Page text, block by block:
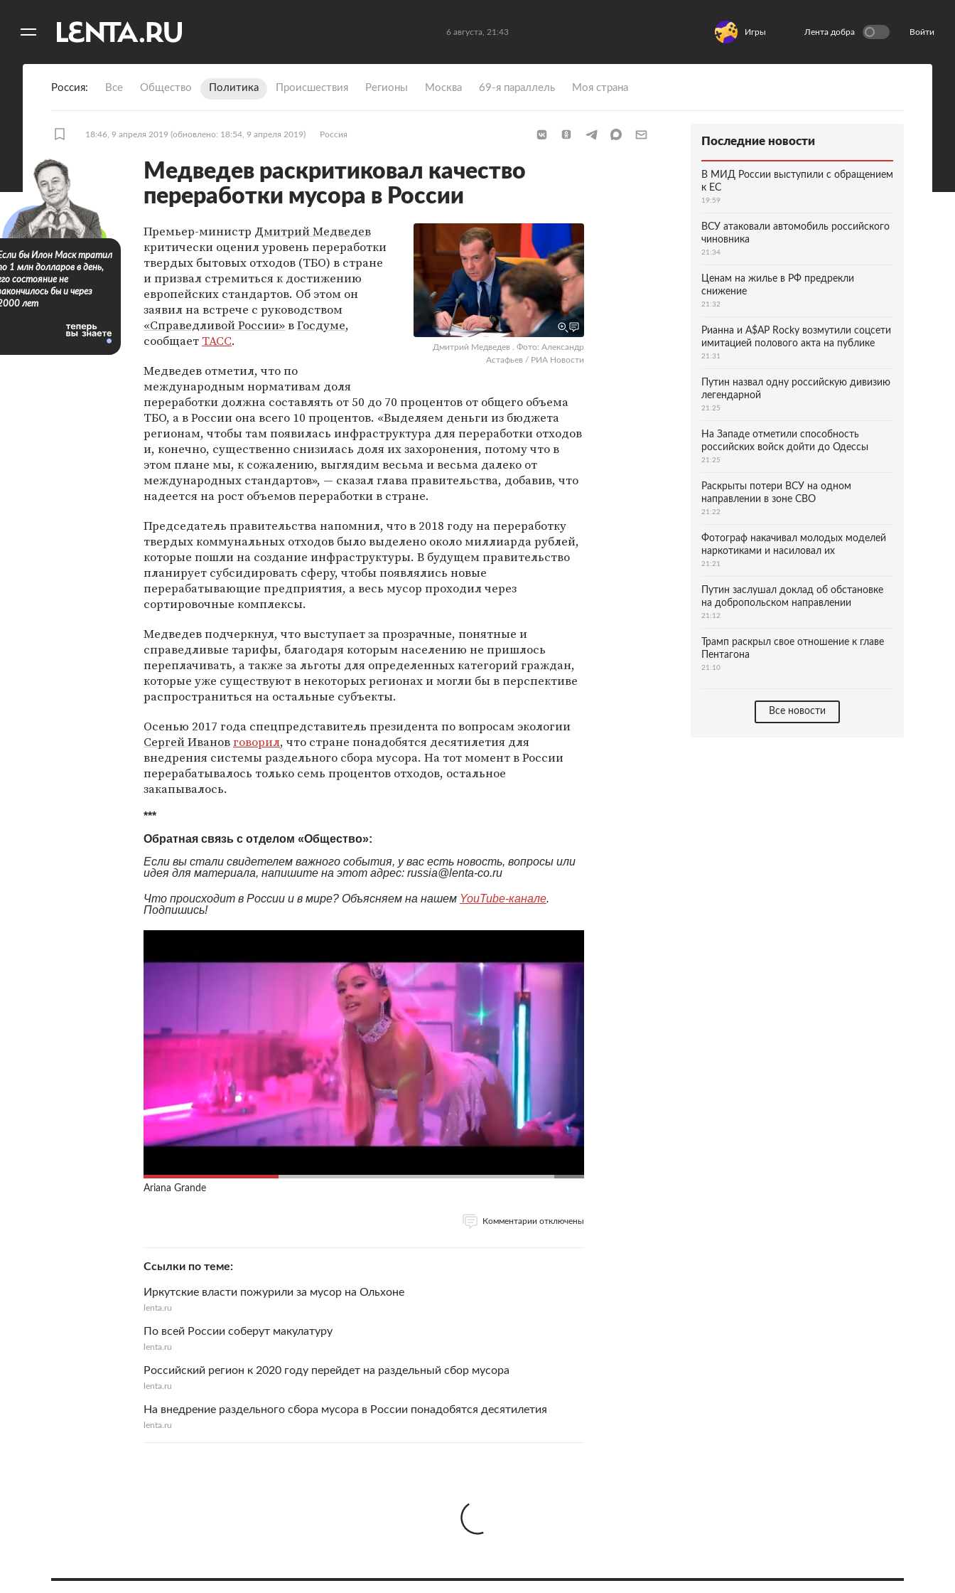
6 августа, 21:43 Игры Лента добра Войти
Россия Все Общество Политика Происшествия Регионы Москва 69-я параллель Моя страна
18:46, 9 апреля 2019 (обновлено: 18:54, 9 апреля 2019) Россия
Медведев раскритиковал качество
переработки мусора в России
Дмитрий Медведев . Фото: Александр
Астафьев / РИА Новости
Премьер-министр Дмитрий Медведев
критически оценил уровень переработки
твердых бытовых отходов (ТБО) в стране
и призвал стремиться к достижению
европейских стандартов. Об этом он
заявил на встрече с руководством
«Справедливой России»вГосдуме,
сообщает ТАСС.
Медведев отметил, что по
международным нормативам доля
переработки должна составлять от 50 до 70 процентов от общего объема
ТБО, а в России она всего 10 процентов. «Выделяем деньги из бюджета
регионам, чтобы там появилась инфраструктура для переработки отходов
и, конечно, существенно снизилась доля их захоронения, потому что в
этом плане мы, к сожалению, выглядим весьма и весьма далеко от
международных стандартов», — сказал глава правительства, добавив, что
надеется на рост объемов переработки в стране.
Председатель правительства напомнил, что в 2018 году на переработку
твердых коммунальных отходов было выделено около миллиарда рублей,
которые пошли на создание инфраструктуры. В будущем правительство
планирует субсидировать сферу, чтобы появлялись новые
перерабатывающие предприятия, а весь мусор проходил через
сортировочные комплексы.
Медведев подчеркнул, что выступает за прозрачные, понятные и
справедливые тарифы, благодаря которым населению не пришлось
переплачивать, а также за льготы для определенных категорий граждан,
которые уже существуют в некоторых регионах и могли бы в перспективе
распространиться на остальные субъекты.
Осенью 2017 года спецпредставитель президента по вопросам экологии
Сергей Ивановговорил, что стране понадобятся десятилетия для
внедрения системы раздельного сбора мусора. На тот момент в России
перерабатывалось только семь процентов отходов, остальное
закапывалось.
***
Обратная связь с отделом «Общество»:
Если вы стали свидетелем важного события, у вас есть новость, вопросы или
идея для материала, напишите на этот адрес: russia@lenta-co.ru
Что происходит в России и в мире? Объясняем на нашем YouTube-канале.
Подпишись!
Ariana Grande
Комментарии отключены
Ссылки по теме
Иркутские власти пожурили за мусор на Ольхоне
lenta.ru
По всей России соберут макулатуру
lenta.ru
Российский регион к 2020 году перейдет на раздельный сбор мусора
lenta.ru
На внедрение раздельного сбора мусора в России понадобятся десятилетия
lenta.ru
бы Илон Маск тратил
1 млн долларов в день,
состояние не
бы и через
лет
Последние новости
В МИД России выступили с обращением
к ЕС
19:59
ВСУ атаковали автомобиль российского
чиновника
21:34
Ценам на жилье в РФ предрекли
снижение
21:32
Рианна и A$AP Rocky возмутили соцсети
имитацией полового акта на публике
21:31
Путин назвал одну российскую дивизию
легендарной
21:25
На Западе отметили способность
российских войск дойти до Одессы
21:25
Раскрыты потери ВСУ на одном
направлении в зоне СВО
21:22
Фотограф накачивал молодых моделей
наркотиками и насиловал их
21:21
Путин заслушал доклад об обстановке
на добропольском направлении
21:12
Трамп раскрыл свое отношение к главе
Пентагона
21:10
Все новости